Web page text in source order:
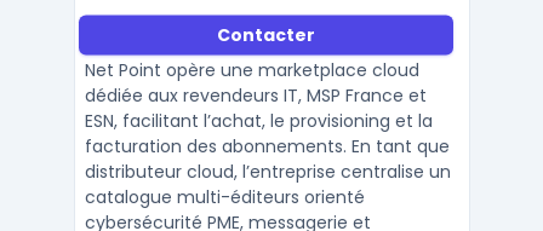
Contacter
Net Point opère une marketplace cloud
dédiée aux revendeurs IT, MSP France et
ESN, facilitant l’achat, le provisioning et la
facturation des abonnements. En tant que
distributeur cloud, l’entreprise centralise un
catalogue multi-éditeurs orienté
cybersécurité PME, messagerie et